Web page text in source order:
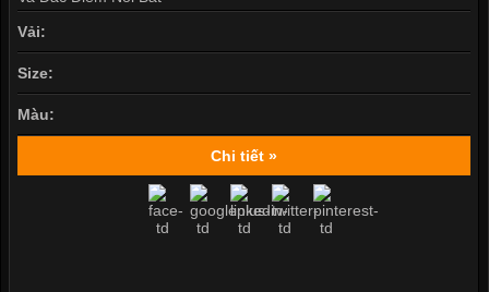
Vải:
Size:
Màu:
Chi tiết »